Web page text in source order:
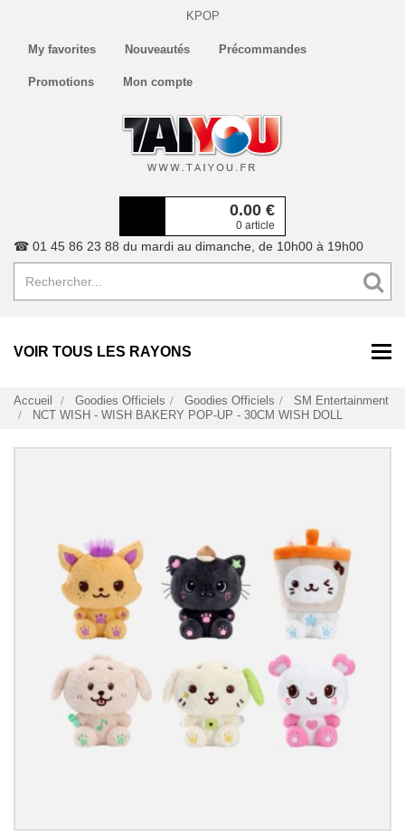
KPOP
My favorites Nouveautés Précommandes
Promotions Mon compte
0.00 €
0 article
☎ 01 45 86 23 88 du mardi au dimanche, de 10h00 à 19h00
VOIR TOUS LES RAYONS
Accueil Goodies Officiels Goodies Officiels
SM Entertainment
NCT WISH - WISH BAKERY POP-UP - 30CM WISH DOLL